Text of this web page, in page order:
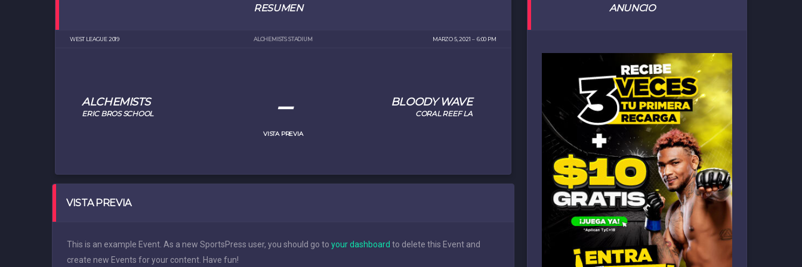
RESUMEN
WEST LEAGUE 2019 ALCHEMISTS STADIUM MARZO 5, 2021 6:00 PM
ALCHEMISTS
ERIC BROS SCHOOL
BLOODY WAVE
CORAL REEF LA
–
VISTA PREVIA
VISTA PREVIA
This is an example Event. As a new SportsPress user, you should go to your dashboard to delete this Event and
create new Events for your content. Have fun!
ANUNCIO